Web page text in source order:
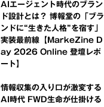
AIエージェント時代のブラン
ド設計とは？ 博報堂の「ブラ
ンドに“生きた人格”を宿す」
実装最前線【MarkeZine D
ay 2026 Online 登壇レポ
ート】
情報収集の入り口が激変する
AI時代 FWD生命が仕掛ける